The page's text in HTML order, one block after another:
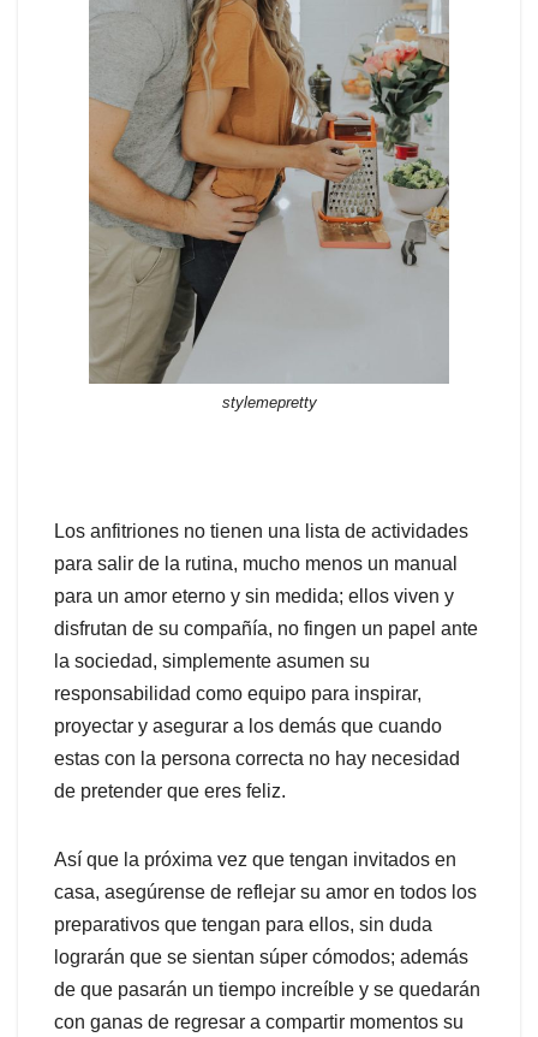
stylemepretty
Los anfitriones no tienen una lista de actividades
para salir de la rutina, mucho menos un manual
para un amor eterno y sin medida; ellos viven y
disfrutan de su compañía, no fingen un papel ante
la sociedad, simplemente asumen su
responsabilidad como equipo para inspirar,
proyectar y asegurar a los demás que cuando
estas con la persona correcta no hay necesidad
de pretender que eres feliz.
Así que la próxima vez que tengan invitados en
casa, asegúrense de reflejar su amor en todos los
preparativos que tengan para ellos, sin duda
lograrán que se sientan súper cómodos; además
de que pasarán un tiempo increíble y se quedarán
con ganas de regresar a compartir momentos su